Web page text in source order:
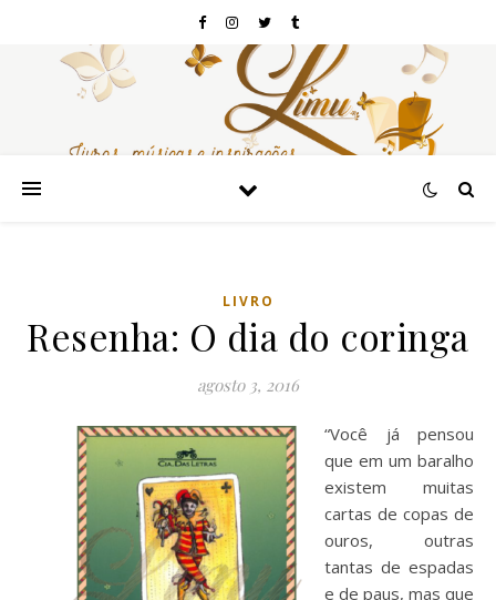
LIVRO
Resenha: O dia do coringa
agosto 3, 2016
“Você já pensou
que em um baralho
existem muitas
cartas de copas de
ouros, outras
tantas de espadas
e de paus, mas que